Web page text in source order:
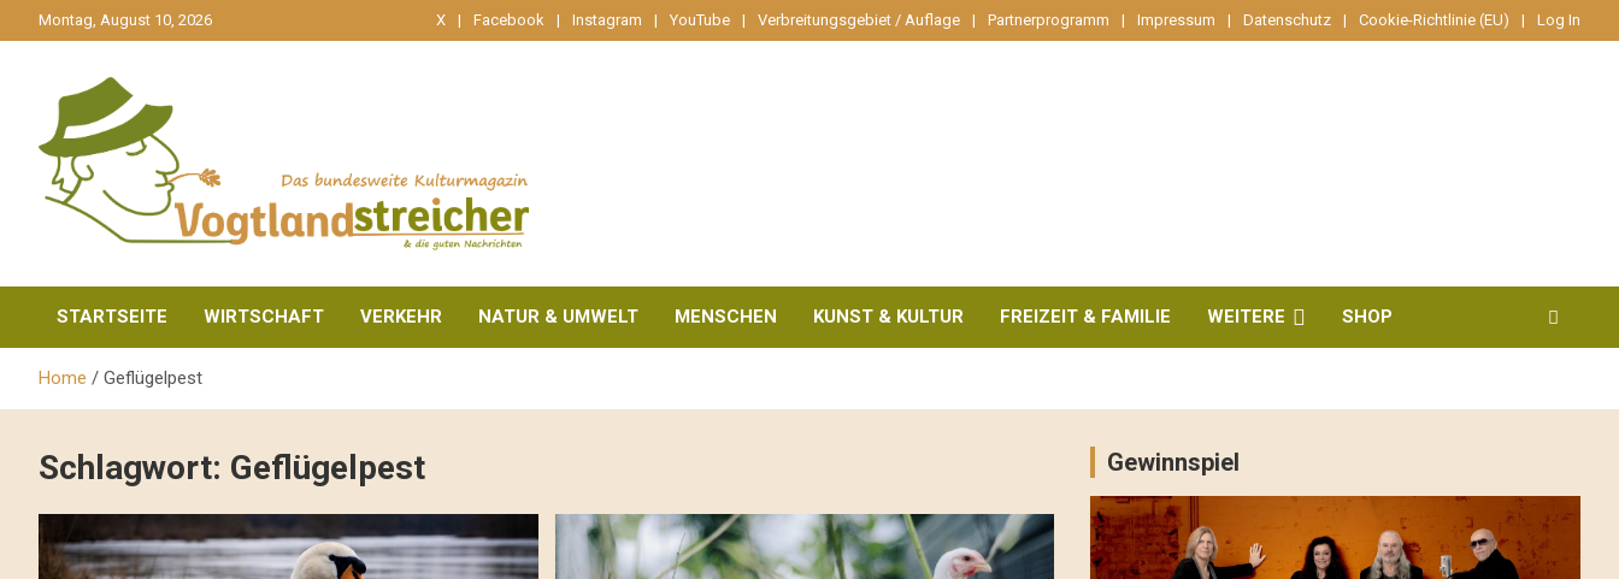
zum
Montag, August 10, 2026 X Facebook Instagram YouTube Verbreitungsgebiet / Auflage Partnerprogramm Impressum Datenschutz Cookie-Richtlinie (EU) Log In
Vogtlandstreicher
STARTSEITE WIRTSCHAFT VERKEHR NATUR & UMWELT MENSCHEN KUNST & KULTUR FREIZEIT & FAMILIE WEITERE SHOP
Home Geflügelpest
Schlagwort: Geflügelpest Gewinnspiel